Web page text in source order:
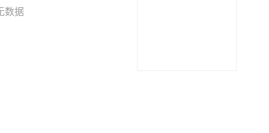
数据